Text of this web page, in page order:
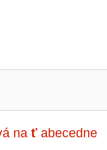
nať abecedne